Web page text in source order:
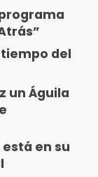
del
un Águila
en su